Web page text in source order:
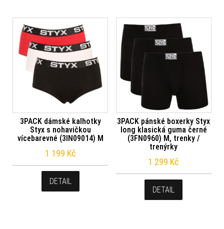
3PACK dámské kalhotky
Styx s nohavičkou
vícebarevné (3IN09014) M
1 199 Kč
DETAIL
3PACK pánské boxerky Styx
long klasická guma černé
(3FN0960) M, trenky /
trenýrky
1 299 Kč
DETAIL